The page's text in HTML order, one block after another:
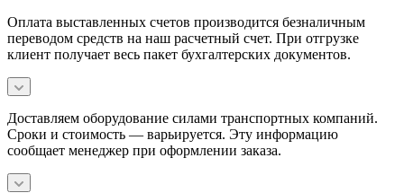
Оплата выставленных счетов производится безналичным
переводом средств на наш расчетный счет. При отгрузке
клиент получает весь пакет бухгалтерских документов.
Доставляем оборудование силами транспортных компаний.
Сроки и стоимость — варьируется. Эту информацию
сообщает менеджер при оформлении заказа.